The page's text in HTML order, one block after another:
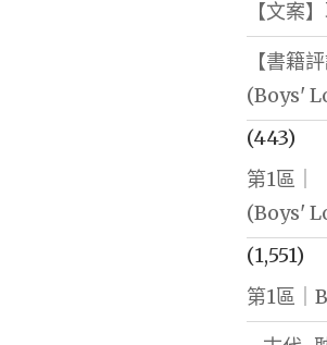
【文案
【書籍
(Boys'
(443)
第1區｜
(Boys'
(1,551)
第1區｜